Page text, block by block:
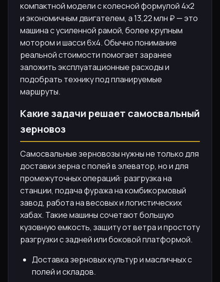
компактной модели с колесной формулой 4х2
и экономичным двигателем, а 13,22 млн ₽ — это
машина с усиленной рамой, более крупным
мотором и шасси 6х4. Обычно понимание
реальной стоимости помогает заранее
заложить эксплуатационные расходы и
подобрать технику под планируемые
маршруты.
Какие задачи решает самосвальный
зерновоз
Самосвальные зерновозы нужны не только для
доставки зерна с полей в элеватор, но и для
промежуточных операций: разгрузка на
станции, подача фуража на комбикормовый
завод, работа на весовых и логистических
хабах. Такие машины сочетают большую
кузовную емкость, защиту от ветра и простоту
разгрузки с задней или боковой платформой.
Доставка зерновых культур и масличных с
полей и складов.